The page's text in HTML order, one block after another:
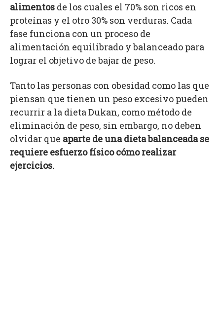
alimentos de los cuales el 70% son ricos en
proteínas y el otro 30% son verduras. Cada
fase funciona con un proceso de
alimentación equilibrado y balanceado para
lograr el objetivo de bajar de peso.
Tanto las personas con obesidad como las que
piensan que tienen un peso excesivo pueden
recurrir a la dieta Dukan, como método de
eliminación de peso, sin embargo, no deben
olvidar que aparte de una dieta balanceada se
requiere esfuerzo físico cómo realizar
ejercicios.